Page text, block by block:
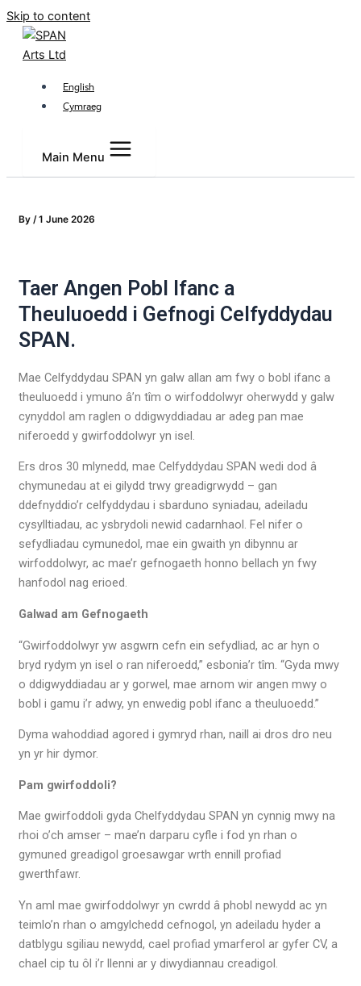
Skip to content
English
Cymraeg
Main Menu
By /1 June 2026
Taer Angen Pobl Ifanc a
Theuluoedd i Gefnogi Celfyddydau
SPAN.
Mae Celfyddydau SPAN yn galw allan am fwy o bobl ifanc a
theuluoedd i ymuno â’n tîm o wirfoddolwyr oherwydd y galw
cynyddol am raglen o ddigwyddiadau ar adeg pan mae
niferoedd y gwirfoddolwyr yn isel.
Ers dros 30 mlynedd, mae Celfyddydau SPAN wedi dod â
chymunedau at ei gilydd trwy greadigrwydd – gan
ddefnyddio’r celfyddydau i sbarduno syniadau, adeiladu
cysylltiadau, ac ysbrydoli newid cadarnhaol. Fel nifer o
sefydliadau cymunedol, mae ein gwaith yn dibynnu ar
wirfoddolwyr, ac mae’r gefnogaeth honno bellach yn fwy
hanfodol nag erioed.
Galwad am Gefnogaeth
“Gwirfoddolwyr yw asgwrn cefn ein sefydliad, ac ar hyn o
bryd rydym yn isel o ran niferoedd,” esbonia’r tîm. “Gyda mwy
o ddigwyddiadau ar y gorwel, mae arnom wir angen mwy o
bobl i gamu i’r adwy, yn enwedig pobl ifanc a theuluoedd.”
Dyma wahoddiad agored i gymryd rhan, naill ai dros dro neu
yn yr hir dymor.
Pam gwirfoddoli?
Mae gwirfoddoli gyda Chelfyddydau SPAN yn cynnig mwy na
rhoi o’ch amser – mae’n darparu cyfle i fod yn rhan o
gymuned greadigol groesawgar wrth ennill profiad
gwerthfawr.
Yn aml mae gwirfoddolwyr yn cwrdd â phobl newydd ac yn
teimlo’n rhan o amgylchedd cefnogol, yn adeiladu hyder a
datblygu sgiliau newydd, cael profiad ymarferol ar gyfer CV, a
chael cip tu ôl i’r llenni ar y diwydiannau creadigol.